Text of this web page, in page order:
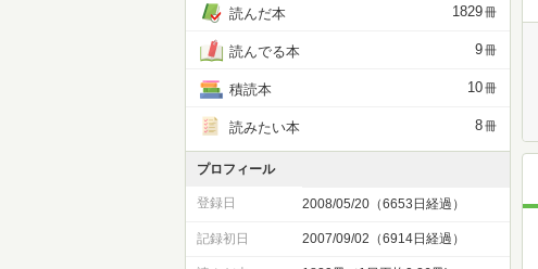
読んだ本 1829冊
読んでる本 9冊
積読本 10冊
読みたい本 8冊
プロフィール
登録日 2008/05/20（6653日経過）
記録初日 2007/09/02（6914日経過）